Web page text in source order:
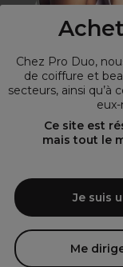
Chez Pro Duo,
de coiffure et
secteurs, ainsi
Ce site est
mais tout le
Je suis
Me
Spécialiste de la
large sélection de
Duo le fournisseur
de beauté! Notre
qui sont à la
matériel esthétique de